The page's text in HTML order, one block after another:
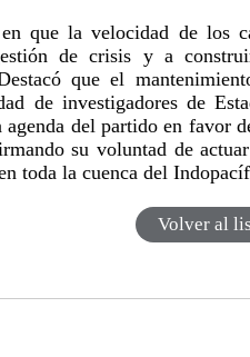
que la velocidad de los
de crisis y a
que el
de investigadores de
del partido en favor
su voluntad de
toda la cuenca del
Volver al